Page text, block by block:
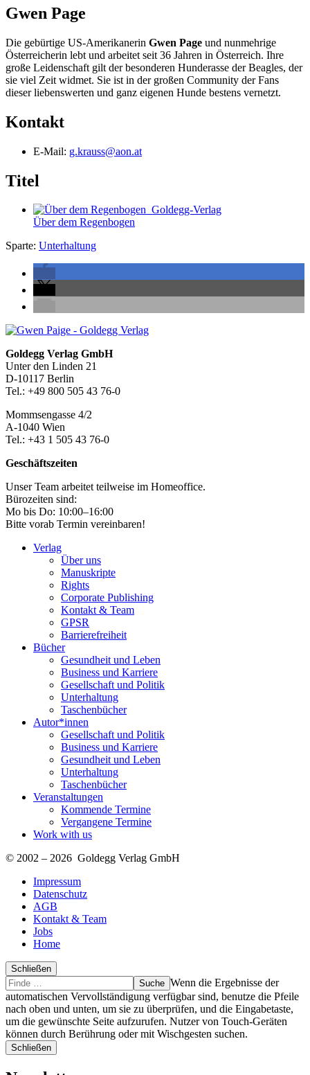
Gwen Page
Die gebürtige US-Amerikanerin Gwen Page und nunmehrige
Österreicherin lebt und arbeitet seit 36 Jahren in Österreich. Ihre
große Leidenschaft gilt der besonderen Hunderasse der Beagles, der
sie viel Zeit widmet. Sie ist in der großen Community der Fans
dieser liebenswerten und ganz eigenen Hunde bestens vernetzt.
Kontakt
E-Mail: g.krauss@aon.at
Titel
Über dem Regenbogen
Sparte: Unterhaltung
Seitenleiste
Footer-
Section
Goldegg Verlag GmbH
Unter den Linden 21
D-10117 Berlin
Tel.: +49 800 505 43 76-0
Mommsengasse 4/2
A-1040 Wien
Tel.: +43 1 505 43 76-0
Geschäftszeiten
Unser Team arbeitet teilweise im Homeoffice.
Bürozeiten sind:
Mo bis Do: 10:00–16:00
Bitte vorab Termin vereinbaren!
Verlag
Über uns
Manuskripte
Rights
Corporate Publishing
Kontakt & Team
GPSR
Barrierefreiheit
Bücher
Gesundheit und Leben
Business und Karriere
Gesellschaft und Politik
Unterhaltung
Taschenbücher
Autor*innen
Gesellschaft und Politik
Business und Karriere
Gesundheit und Leben
Unterhaltung
Taschenbücher
Veranstaltungen
Kommende Termine
Vergangene Termine
Work with us
© 2002 – 2026 Goldegg Verlag GmbH
Impressum
Datenschutz
AGB
Kontakt & Team
Jobs
Home
Schließen
Suche
Finde
…
Wenn die Ergebnisse der
automatischen Vervollständigung verfügbar sind, benutze die Pfeile
nach oben und unten, um sie zu überprüfen, und die Eingabetaste,
um die gewünschte Seite aufzurufen. Nutzer von Touch-Geräten
können durch Berührung oder mit Wischgesten suchen.
Schließen